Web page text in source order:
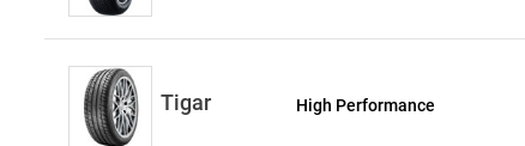
Tigar High Performance